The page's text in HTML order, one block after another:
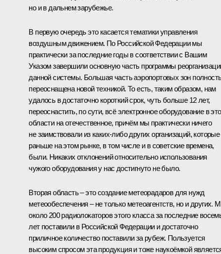
но и в дальнем зарубежье.
В первую очередь это касается тематики управления
воздушным движением. По Российской Федерации мы
практически за последние годы в соответствии с Вашим
Указом завершили основную часть программы
данной системы. Большая часть аэропортовых зон
переоснащена новой техникой. То есть, таким образом, нам
удалось в достаточно короткий срок, чуть больше 12 лет,
переоснастить, по сути, всё электронное оборудование в
области на отечественное, причём мы практически ничего
не заимствовали из каких-либо других организаций, которые
раньше на этом рынке, в том числе и в советские времена,
были. Никаких отклонений относительно использования
чужого оборудования у нас достигнуто не было.
Вторая область – это создание метеорадаров для нужд
метеообеспечения – не только метеоагентств, но и других.
около 200 радиолокаторов этого класса за последние
лет поставили в Российской Федерации и достаточно
приличное количество поставили за рубеж. Пользуется
высоким спросом эта продукция и тоже наукоёмкой